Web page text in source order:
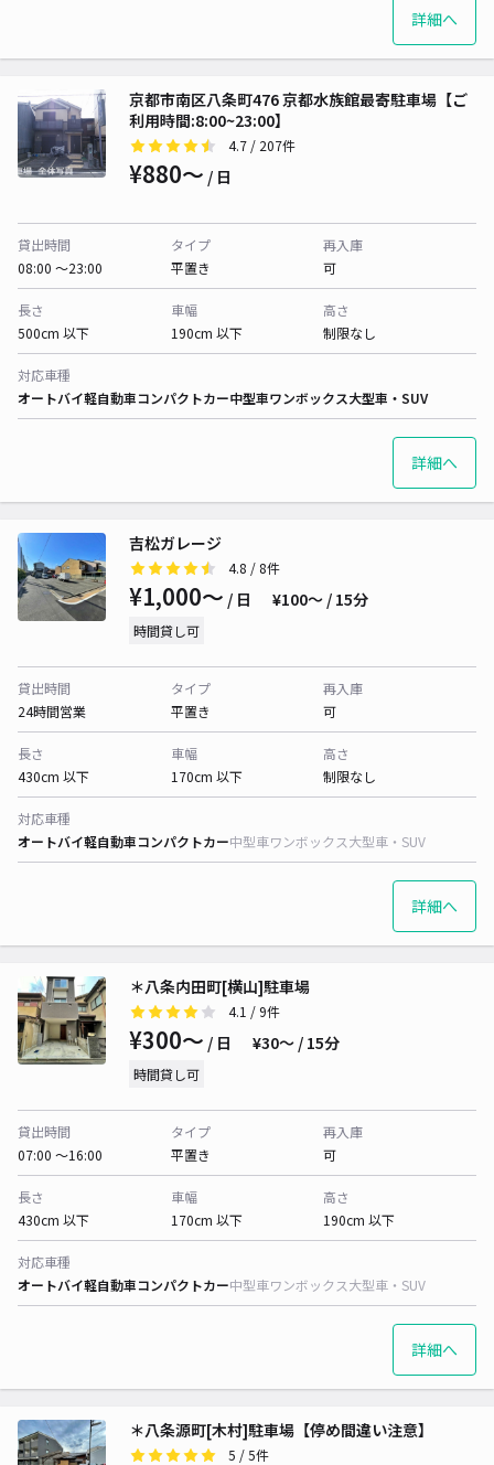
詳細へ
京都市南区八条町476 京都水族館最寄駐車場【ご
利用時間:8:00~23:00】
4.7 / 207件
¥880〜 / 日
貸出時間
08:00 〜23:00
タイプ
平置き
再入庫
可
長さ
500cm 以下
車幅
190cm 以下
高さ
制限なし
対応車種
オートバイ軽自動車コンパクトカー中型車ワンボックス大型車・SUV
詳細へ
吉松ガレージ
4.8 / 8件
¥1,000〜 / 日 ¥100〜 / 15分
時間貸し可
貸出時間
24時間営業
タイプ
平置き
再入庫
可
長さ
430cm 以下
車幅
170cm 以下
高さ
制限なし
対応車種
オートバイ軽自動車コンパクトカー中型車ワンボックス大型車・SUV
詳細へ
＊八条内田町[横山]駐車場
4.1 / 9件
¥300〜 / 日 ¥30〜 / 15分
時間貸し可
貸出時間
07:00 〜16:00
タイプ
平置き
再入庫
可
長さ
430cm 以下
車幅
170cm 以下
高さ
190cm 以下
対応車種
オートバイ軽自動車コンパクトカー中型車ワンボックス大型車・SUV
詳細へ
＊八条源町[木村]駐車場【停め間違い注意】
5 / 5件